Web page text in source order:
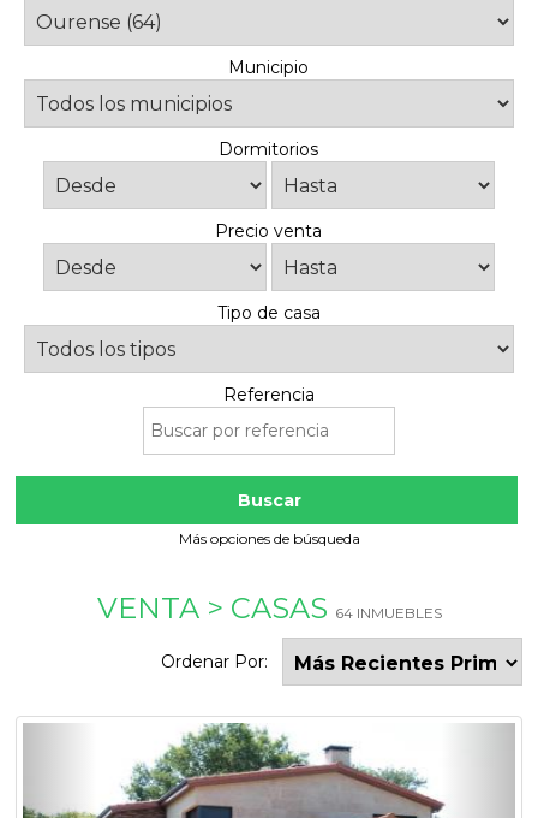
Municipio
Dormitorios
Precio venta
Tipo de casa
Referencia
Buscar
Más opciones de búsqueda
VENTA > CASAS 64 INMUEBLES
Ordenar Por: